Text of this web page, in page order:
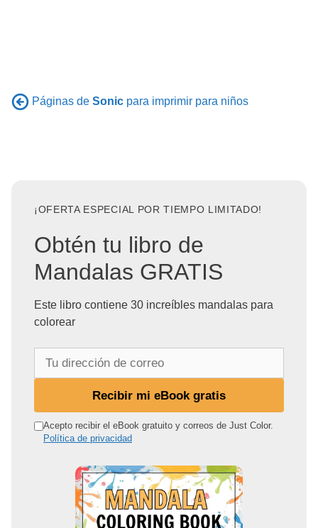
Páginas de Sonic para imprimir para niños
¡OFERTA ESPECIAL POR TIEMPO LIMITADO!
Obtén tu libro de
Mandalas GRATIS
Este libro contiene 30 increíbles mandalas para
colorear
r
Recibir mi eBook gratis
Acepto recibir el eBook gratuito y correos de Just Color.
Política de privacidad